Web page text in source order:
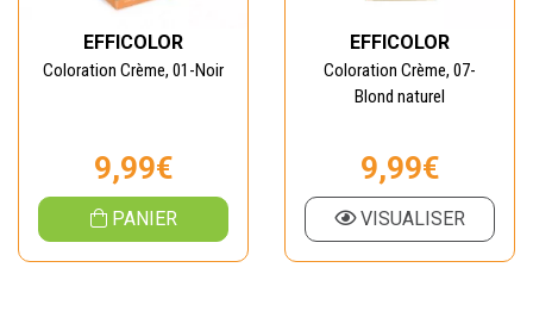
EFFICOLOR
Coloration Crème, 01-Noir
9,99€
PANIER
EFFICOLOR
Coloration Crème, 07-
Blond naturel
9,99€
VISUALISER